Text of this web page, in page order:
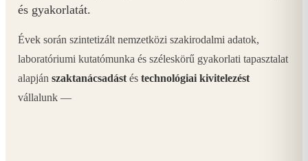
és gyakorlatát.
Évek során szintetizált nemzetközi szakirodalmi adatok,
laboratóriumi kutatómunka és széleskörű gyakorlati tapasztalat
alapján szaktanácsadást és technológiai kivitelezést
vállalunk —